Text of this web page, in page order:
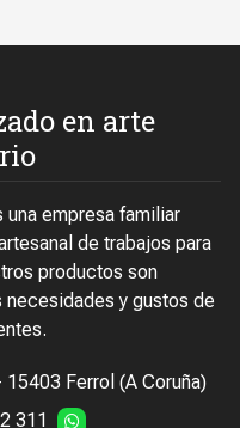
en arte
empresa familiar
de trabajos para
productos son
necesidades y gustos de
15403 Ferrol (A Coruña)
311